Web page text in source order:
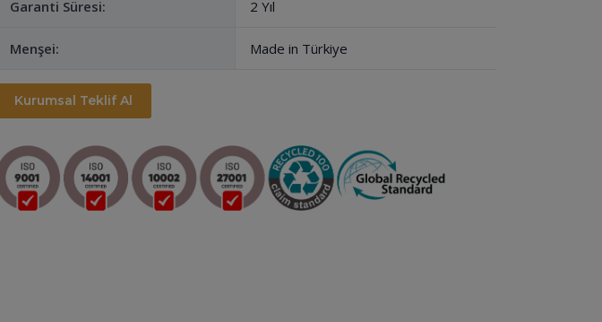
Garanti Süresi: 2 Yıl
Menşei: Made in Türkiye
Kurumsal Teklif Al